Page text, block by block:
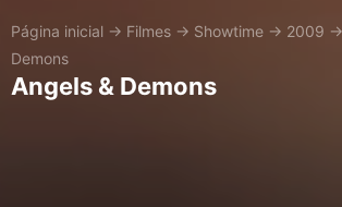
Página inicial → Filmes → Showtime → 2009 →
Demons
Angels & Demons